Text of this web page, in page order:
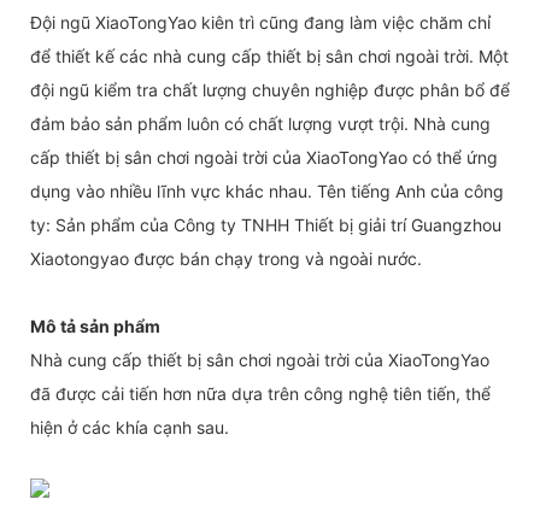
Đội ngũ XiaoTongYao kiên trì cũng đang làm việc chăm chỉ
để thiết kế các nhà cung cấp thiết bị sân chơi ngoài trời. Một
đội ngũ kiểm tra chất lượng chuyên nghiệp được phân bổ để
đảm bảo sản phẩm luôn có chất lượng vượt trội. Nhà cung
cấp thiết bị sân chơi ngoài trời của XiaoTongYao có thể ứng
dụng vào nhiều lĩnh vực khác nhau. Tên tiếng Anh của công
ty: Sản phẩm của Công ty TNHH Thiết bị giải trí Guangzhou
Xiaotongyao được bán chạy trong và ngoài nước.
Mô tả sản phẩm
Nhà cung cấp thiết bị sân chơi ngoài trời của XiaoTongYao
đã được cải tiến hơn nữa dựa trên công nghệ tiên tiến, thể
hiện ở các khía cạnh sau.